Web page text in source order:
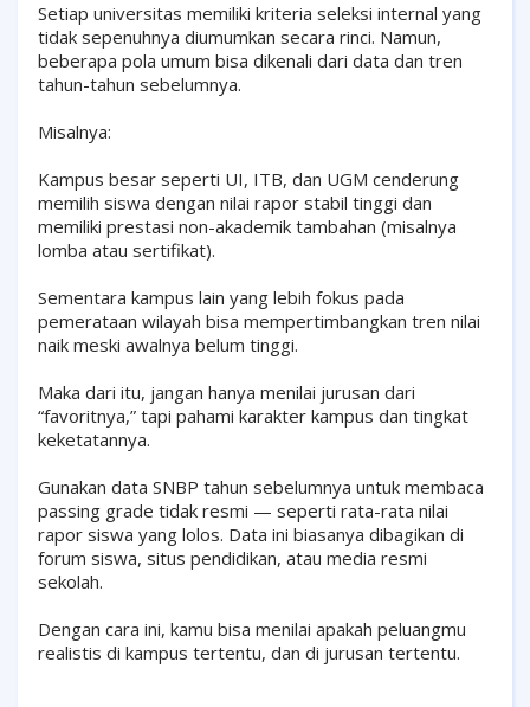
Setiap universitas memiliki kriteria seleksi internal yang
tidak sepenuhnya diumumkan secara rinci. Namun,
beberapa pola umum bisa dikenali dari data dan tren
tahun-tahun sebelumnya.
Misalnya:
Kampus besar seperti UI, ITB, dan UGM cenderung
memilih siswa dengan nilai rapor stabil tinggi dan
memiliki prestasi non-akademik tambahan (misalnya
lomba atau sertifikat).
Sementara kampus lain yang lebih fokus pada
pemerataan wilayah bisa mempertimbangkan tren nilai
naik meski awalnya belum tinggi.
Maka dari itu, jangan hanya menilai jurusan dari
“favoritnya,” tapi pahami karakter kampus dan tingkat
keketatannya.
Gunakan data SNBP tahun sebelumnya untuk membaca
passing grade tidak resmi — seperti rata-rata nilai
rapor siswa yang lolos. Data ini biasanya dibagikan di
forum siswa, situs pendidikan, atau media resmi
sekolah.
Dengan cara ini, kamu bisa menilai apakah peluangmu
realistis di kampus tertentu, dan di jurusan tertentu.